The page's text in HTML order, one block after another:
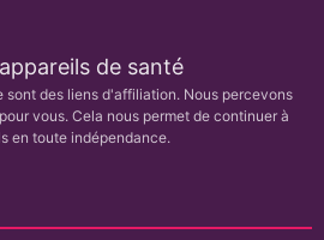
de santé
sont des liens d'affiliation. Nous percevons
vous. Cela nous permet de continuer à
en toute indépendance.